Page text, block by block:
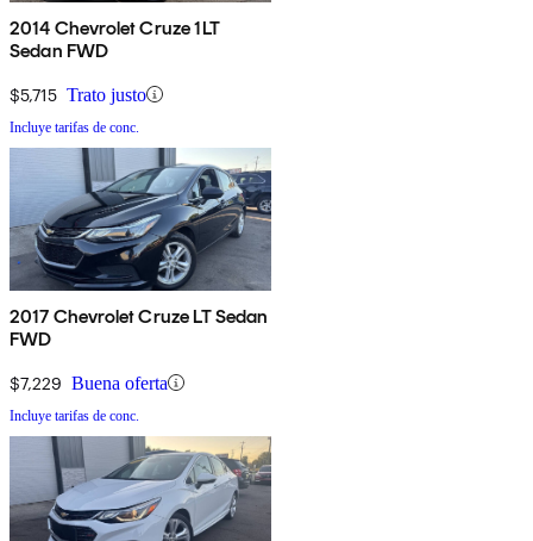
2014 Chevrolet Cruze 1LT
Sedan FWD
$5,715 Trato justo
Incluye tarifas de conc.
2017 Chevrolet Cruze LT Sedan
FWD
$7,229 Buena oferta
Incluye tarifas de conc.